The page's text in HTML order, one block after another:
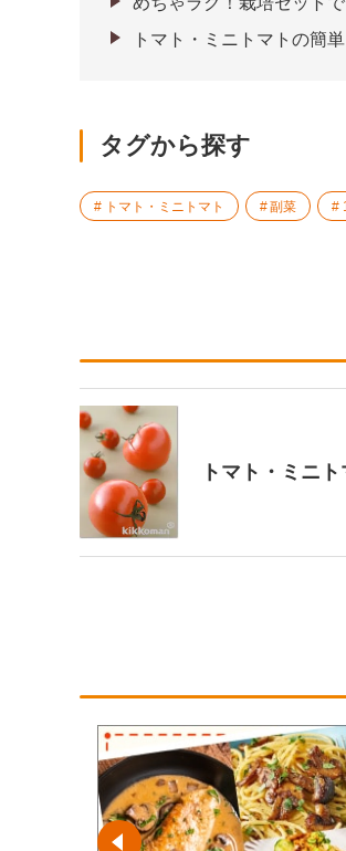
トマト・ミニトマトの簡
タグから探す
トマト・ミニトマト 副菜
トマト・ミニト